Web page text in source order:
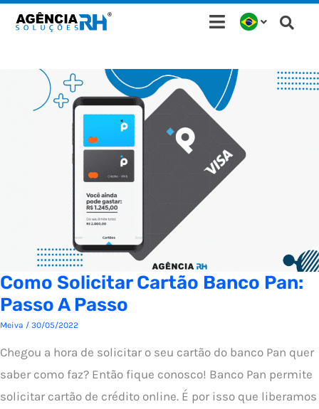
para
conteúdo
Como Solicitar Cartão Banco Pan:
Passo A Passo
Meiva / 30/05/2022
Chegou a hora de solicitar o seu cartão do banco Pan quer
saber como faz? Então fique conosco! Banco Pan permite
solicitar cartão de crédito online. É por isso que liberamos